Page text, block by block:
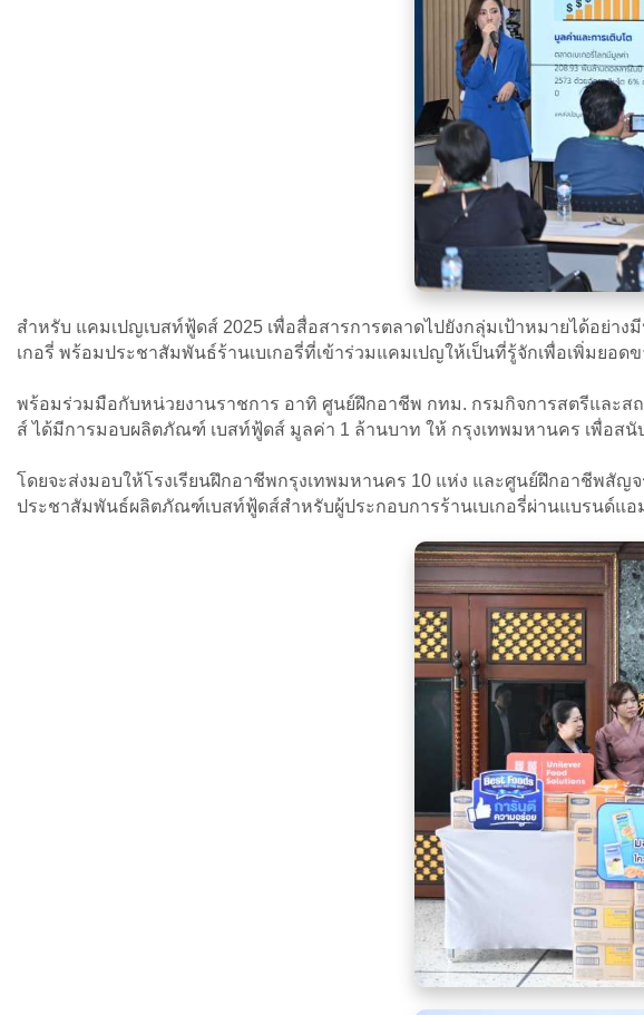
สำหรับ แคมเปญเบสท์ฟู้ดส์ 2025 เพื่อสื่อสารการตลาดไปยังกลุ่มเป้าหมายได้อย่าง
เกอรี่ พร้อมประชาสัมพันธ์ร้านเบเกอรี่ที่เข้าร่วมแคมเปญให้เป็นที่รู้จักเพื่อเพิ่มยอด
พร้อมร่วมมือกับหน่วยงานราชการ อาทิ ศูนย์ฝึกอาชีพ กทม. กรมกิจการสตรีและส
ส์ ได้มีการมอบผลิตภัณฑ์ เบสท์ฟู้ดส์ มูลค่า 1 ล้านบาท ให้ กรุงเทพมหานคร เพื่อส
โดยจะส่งมอบให้โรงเรียนฝึกอาชีพกรุงเทพมหานคร 10 แห่ง และศูนย์ฝึกอาชีพสัญ
ประชาสัมพันธ์ผลิตภัณฑ์เบสท์ฟู้ดส์สำหรับผู้ประกอบการร้านเบเกอรี่ผ่านแบรนด์